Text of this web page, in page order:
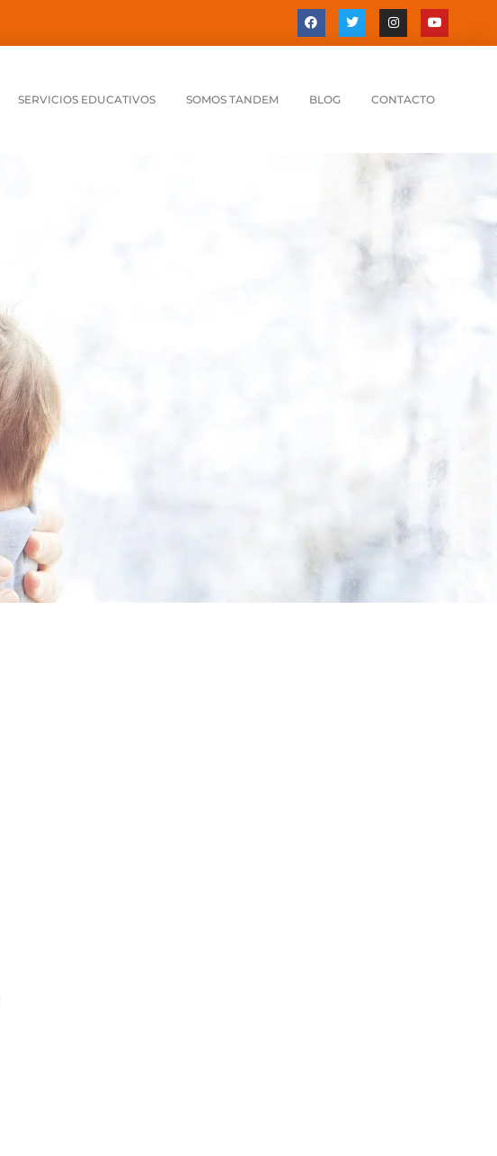
SERVICIOS EDUCATIVOS SOMOS TANDEM BLOG CONTACTO